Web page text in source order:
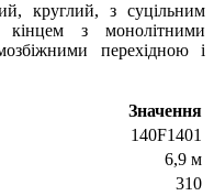
круглий, з суцільним
з монолітними
перехідною і
Значення
140F1401
6,9 м
310